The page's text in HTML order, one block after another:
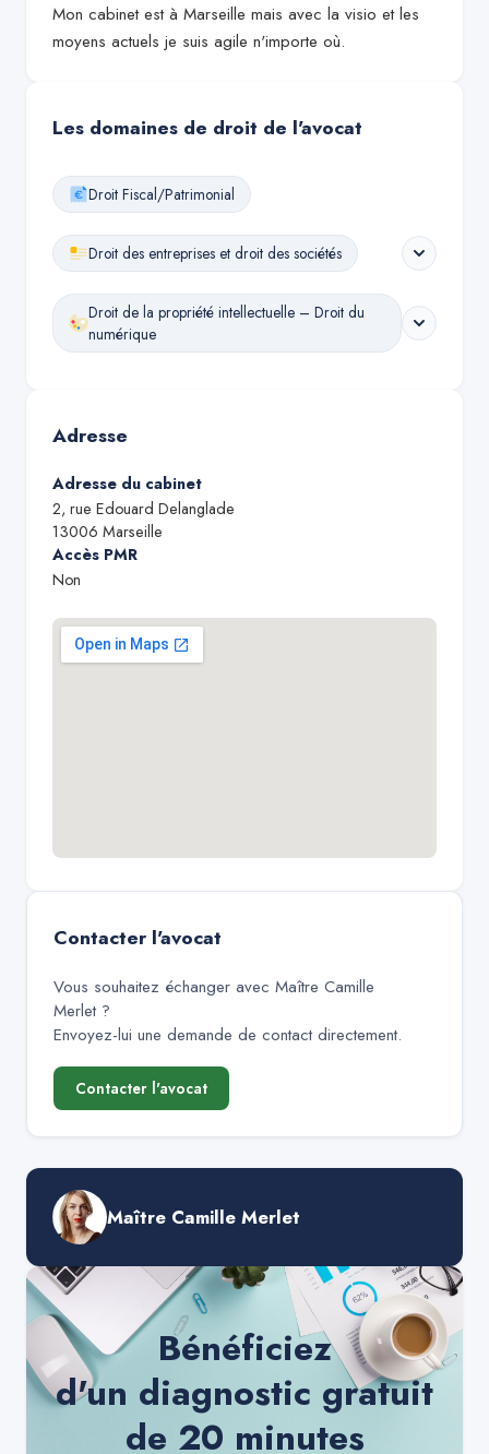
Mon cabinet est à Marseille mais avec la visio et les
moyens actuels je suis agile n'importe où.
Les domaines de droit de l'avocat
Droit Fiscal/Patrimonial
Droit des entreprises et droit des sociétés
Droit de la propriété intellectuelle – Droit du
numérique
Adresse
Adresse du cabinet
2, rue Edouard Delanglade
13006 Marseille
Accès PMR
Non
Contacter l'avocat
Vous souhaitez échanger avec Maître Camille
Merlet?
Envoyez-lui une demande de contact directement.
Contacter l'avocat
Maître Camille Merlet
Bénéficiez
d'un diagnostic gratuit
de 20 minutes